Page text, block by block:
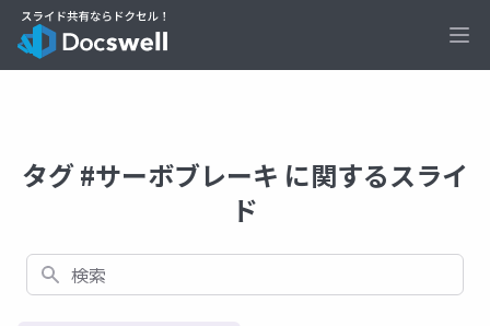
タグ #サーボブレーキ に関するスライ
ド
検索